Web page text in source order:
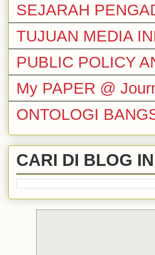
SEJARAH
TUJUAN MEDIA
PUBLIC POLICY
My PAPER @
ONTOLOGI
CARI DI BLOG